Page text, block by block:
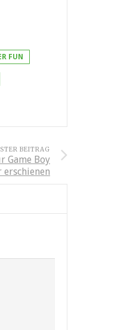
FUN
BEITRAG
Game Boy
erschienen